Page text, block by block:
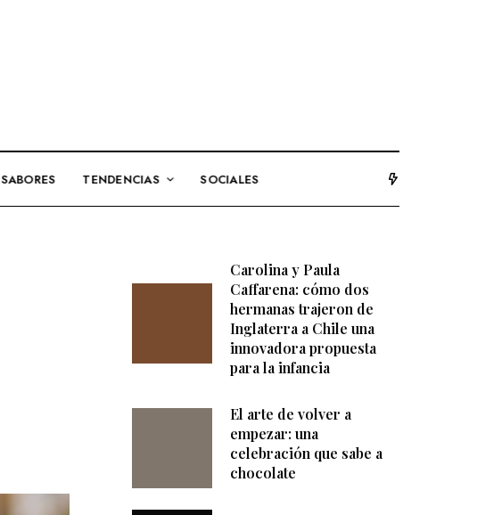
SABORES TENDENCIAS SOCIALES
Carolina y Paula
Caffarena: cómo dos
hermanas trajeron de
Inglaterra a Chile una
innovadora propuesta
para la infancia
El arte de volver a
empezar: una
celebración que sabe a
chocolate